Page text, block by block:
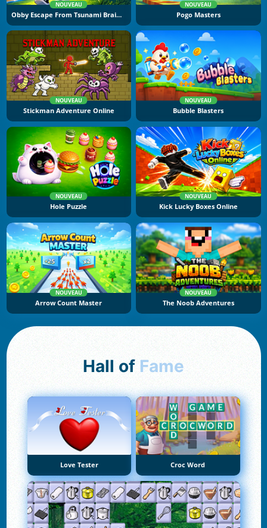
NOUVEAU
Obby Escape From Tsunami Brainrot
NOUVEAU
Pogo Masters
NOUVEAU
Stickman Adventure Online
NOUVEAU
Bubble Blasters
NOUVEAU
Hole Puzzle
NOUVEAU
Kick Lucky Boxes Online
NOUVEAU
Arrow Count Master
NOUVEAU
The Noob Adventures
Hall of Fame
Love Tester Croc Word